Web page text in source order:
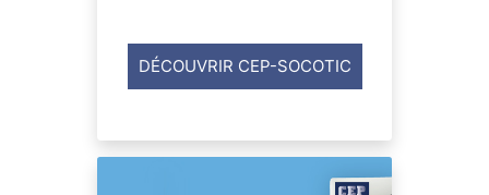
DÉCOUVRIR CEP-SOCOTIC